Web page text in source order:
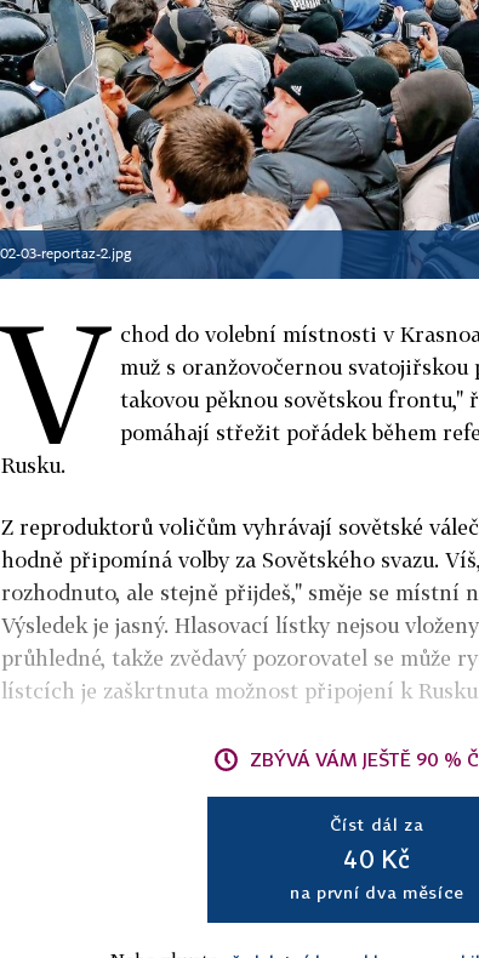
03-reportaz-2.jpg
chod do volební místnosti v
muž s oranžovočernou svatojiřskou
takovou pěknou sovětskou frontu,"
pomáhají střežit pořádek během
Rusku.
Z reproduktorů voličům vyhrávají sovětské
hodně připomíná volby za Sovětského svazu.
rozhodnuto, ale stejně přijdeš," směje se místní
Výsledek je jasný. Hlasovací lístky nejsou
průhledné, takže zvědavý pozorovatel se může
lístcích je zaškrtnuta možnost připojení k
ZBÝVÁ VÁM JEŠTĚ 90 %
Číst dál za
40 Kč
na první dva měsíce